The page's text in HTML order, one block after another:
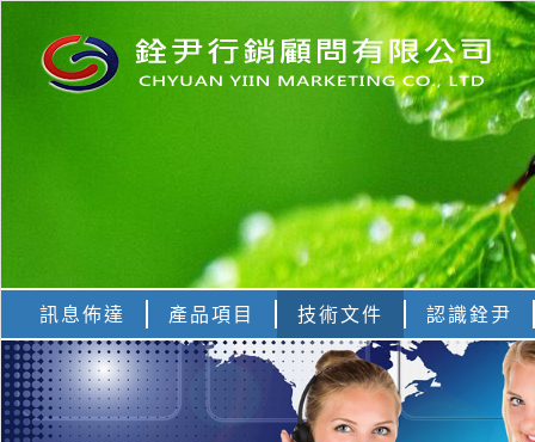
訊息佈達 產品項目 技術文件 認識銓尹